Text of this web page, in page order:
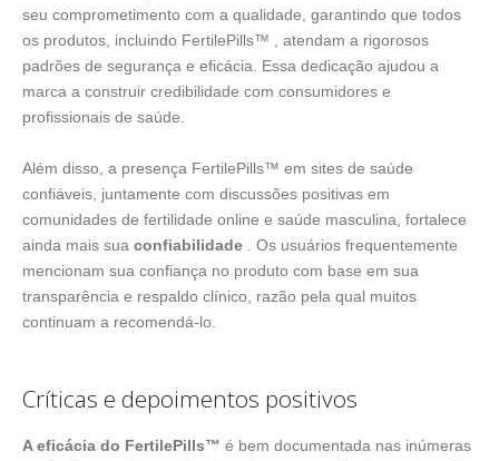
seu comprometimento com a qualidade, garantindo que todos
os produtos, incluindo FertilePills™ , atendam a rigorosos
padrões de segurança e eficácia. Essa dedicação ajudou a
marca a construir credibilidade com consumidores e
profissionais de saúde.
Além disso, a presença FertilePills™ em sites de saúde
confiáveis, juntamente com discussões positivas em
comunidades de fertilidade online e saúde masculina, fortalece
ainda mais sua confiabilidade . Os usuários frequentemente
mencionam sua confiança no produto com base em sua
transparência e respaldo clínico, razão pela qual muitos
continuam a recomendá-lo.
Críticas e depoimentos positivos
A eficácia do FertilePills™ é bem documentada nas inúmeras